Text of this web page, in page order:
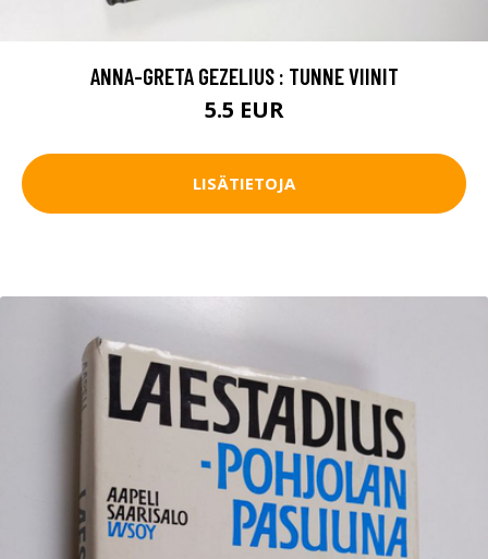
ANNA-GRETA GEZELIUS : TUNNE VIINIT
5.5 EUR
LISÄTIETOJA